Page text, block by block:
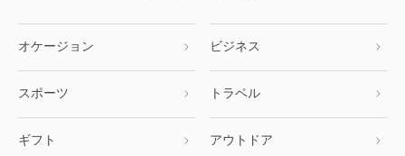
オケージョン ビジネス
スポーツ トラベル
ギフト アウトドア